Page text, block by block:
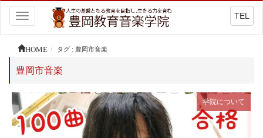
Toggle
navigation
TEL
HOME タグ : 豊岡市音楽
豊岡市音楽
学院について